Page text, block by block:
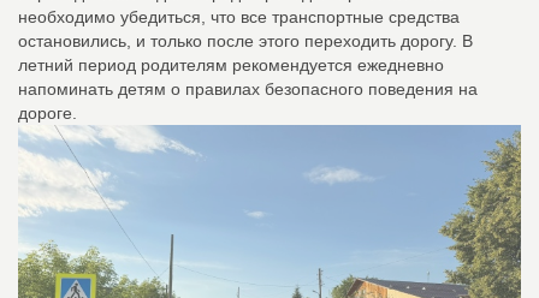
необходимо убедиться, что все транспортные средства
остановились, и только после этого переходить дорогу. В
летний период родителям рекомендуется ежедневно
напоминать детям о правилах безопасного поведения на
дороге.